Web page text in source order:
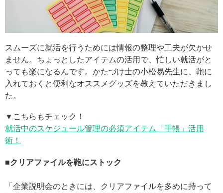
スムーズに就活を行うためには情報の整理や工夫が欠かせ
ません。ちょっとしたアイテムの活用で、忙しい就活がと
っても楽になるんです。かたづけ士の小松易先生に、鞄に
入れておくと便利なオススメグッズを教えていただきまし
た。
▼こちらもチェック！
就活中のスケジュール管理の必須アイテム「手帳」活用
術！
■クリアファイルを鞄にストック
「企業説明会のときには、クリアファイルを多めに持って